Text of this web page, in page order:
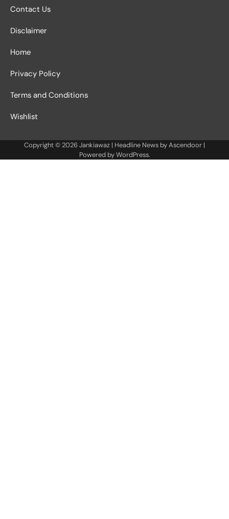
Contact Us
Disclaimer
Home
Privacy Policy
Terms and Conditions
Wishlist
Copyright © 2026Jankiawaz | Headline News byAscendoor |
Powered byWordPress.